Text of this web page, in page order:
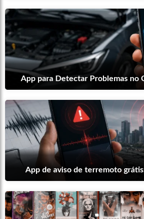
App para Detectar Problemas no
App de aviso de terremoto